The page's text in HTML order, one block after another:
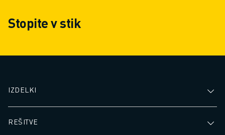
Stopite v stik
IZDELKI
REŠITVE